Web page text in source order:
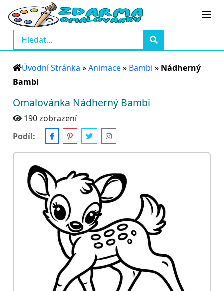
Úvodní Stránka »Animace» Bambi » Nádherný
Bambi
Omalovánka Nádherný Bambi
190 zobrazení
Podíl: